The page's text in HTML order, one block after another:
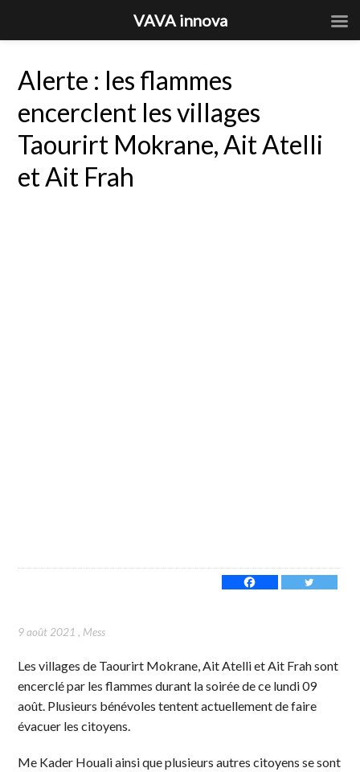
Alerte : les flammes
encerclent les villages
Taourirt Mokrane, Ait Atelli
et Ait Frah
9 août 2021 , Mess
Les villages de Taourirt Mokrane, Ait Atelli et Ait Frah sont
encerclé par les flammes durant la soirée de ce lundi 09
août. Plusieurs bénévoles tentent actuellement de faire
évacuer les citoyens.
Me Kader Houali ainsi que plusieurs autres citoyens se sont
VAVA innova